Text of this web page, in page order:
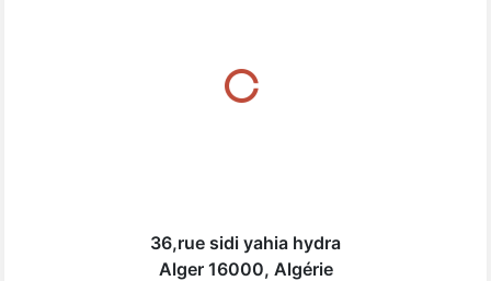
36,rue sidi yahia hydra
Alger 16000, Algérie